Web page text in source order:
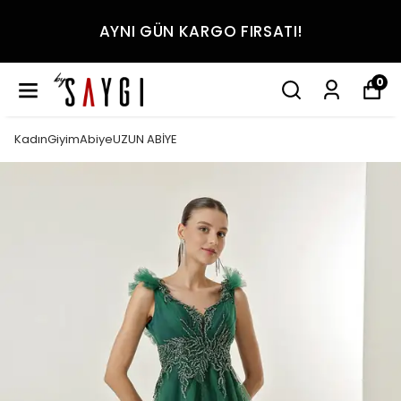
AYNI GÜN KARGO FIRSATI!
0
KadınGiyimAbiyeUZUN ABİYE